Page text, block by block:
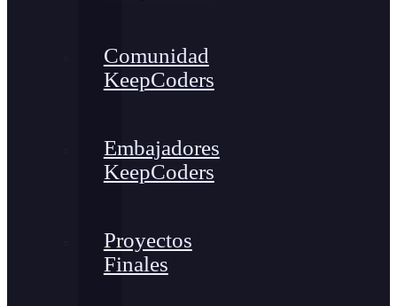
Comunidad
KeepCoders
Embajadores
KeepCoders
Proyectos
Finales